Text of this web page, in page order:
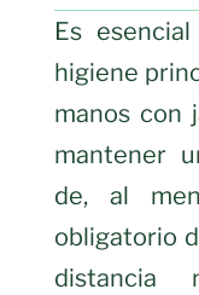
Es
higiene
manos con
mantener
de, al
obligatorio
distancia